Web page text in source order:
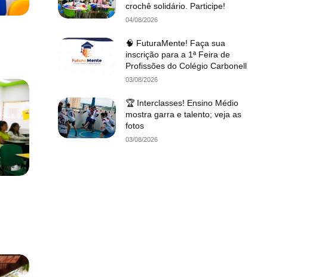
crochê solidário. Participe!
04/08/2026
🧠 FuturaMente! Faça sua
inscrição para a 1ª Feira de
Profissões do Colégio Carbonell
03/08/2026
🏆 Interclasses! Ensino Médio
mostra garra e talento; veja as
fotos
03/08/2026